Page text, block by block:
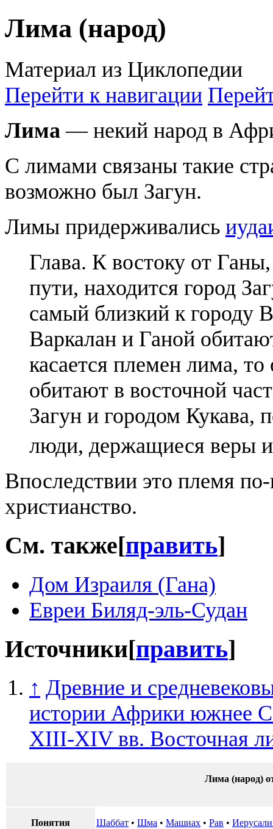
Лима (народ)
Материал из Циклопедии
Перейти к навигации
Лима — некий народ в
С лимами связаны такие
возможно был Загун.
Лимы придерживались
Глава. К востоку от
пути, находится город
самый близкий к городу
Варкалан и Ганой
касается племен лима,
обитают в восточной
Загун и городом Кукава,
люди, держащиеся веры
Впоследствии это племя
христианство.
См. также[править]
Дом Израиля (Гана)
Евреи Биляд-эль-Судан
Источники[править]
↑ Древние и
истории Африки южнее
XIII-XIV вв. Восточная
Лима (народ)
Понятия Шаббат • Шма • Машиах • Рав •